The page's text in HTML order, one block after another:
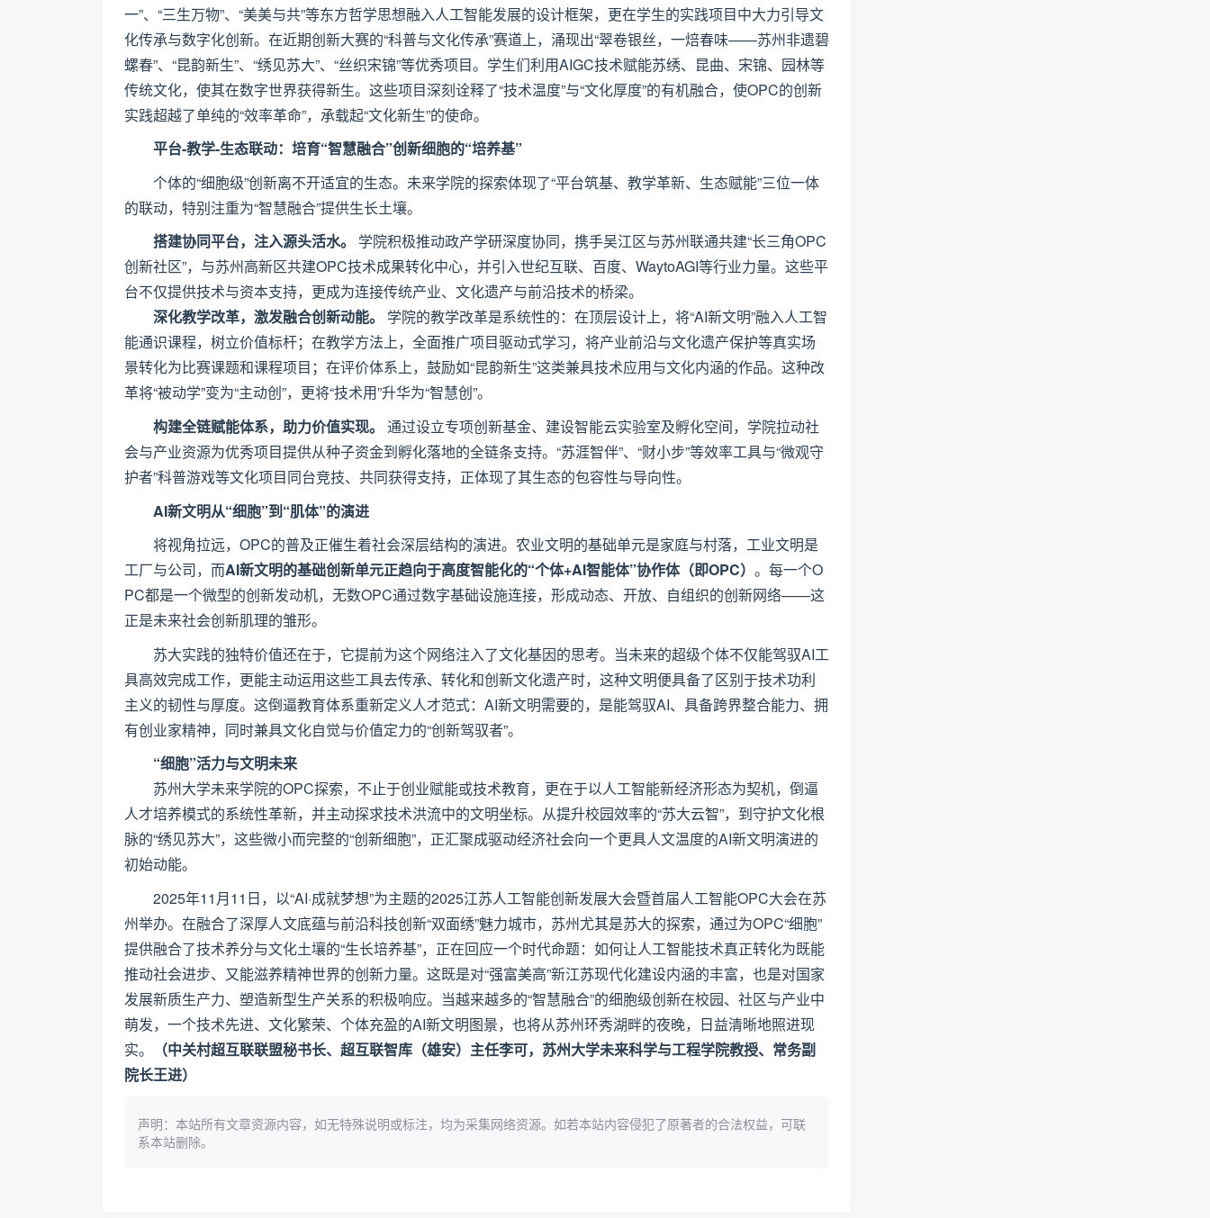
一”、“三生万物”、“美美与共”等东方哲学思想融入人工智能发展的设计框架，更在学生的实践项目中大力引导文
化传承与数字化创新。在近期创新大赛的“科普与文化传承”赛道上，涌现出“翠卷银丝，一焙春味——苏州非遗碧
螺春”、“昆韵新生”、“绣见苏大”、“丝织宋锦”等优秀项目。学生们利用AIGC技术赋能苏绣、昆曲、宋锦、园林等
传统文化，使其在数字世界获得新生。这些项目深刻诠释了“技术温度”与“文化厚度”的有机融合，使OPC的创新
实践超越了单纯的“效率革命”，承载起“文化新生”的使命。
平台-教学-生态联动：培育“智慧融合”创新细胞的“培养基”
个体的“细胞级”创新离不开适宜的生态。未来学院的探索体现了“平台筑基、教学革新、生态赋能”三位一体
的联动，特别注重为“智慧融合”提供生长土壤。
搭建协同平台，注入源头活水。
学院积极推动政产学研深度协同，携手吴江区与苏州联通共建“长三角OPC
创新社区”，与苏州高新区共建OPC技术成果转化中心，并引入世纪互联、百度、WaytoAGI等行业力量。这些平
台不仅提供技术与资本支持，更成为连接传统产业、文化遗产与前沿技术的桥梁。
深化教学改革，激发融合创新动能。
学院的教学改革是系统性的：在顶层设计上，将“AI新文明”融入人工智
能通识课程，树立价值标杆；在教学方法上，全面推广项目驱动式学习，将产业前沿与文化遗产保护等真实场
景转化为比赛课题和课程项目；在评价体系上，鼓励如“昆韵新生”这类兼具技术应用与文化内涵的作品。这种改
革将“被动学”变为“主动创”，更将“技术用”升华为“智慧创”。
构建全链赋能体系，助力价值实现。 通过设立专项创新基金、建设智能云实验室及孵化空间，学院拉动社
会与产业资源为优秀项目提供从种子资金到孵化落地的全链条支持。“苏涯智伴”、“财小步”等效率工具与“微观守
护者”科普游戏等文化项目同台竞技、共同获得支持，正体现了其生态的包容性与导向性。
AI新文明从“细胞”到“肌体”的演进
将视角拉远，OPC的普及正催生着社会深层结构的演进。农业文明的基础单元是家庭与村落，工业文明是
工厂与公司，而AI新文明的基础创新单元正趋向于高度智能化的“个体+AI智能体”协作体（即OPC） 。每一个O
PC都是一个微型的创新发动机，无数OPC通过数字基础设施连接，形成动态、开放、自组织的创新网络——这
正是未来社会创新肌理的雏形。
苏大实践的独特价值还在于，它提前为这个网络注入了文化基因的思考。当未来的超级个体不仅能驾驭AI工
具高效完成工作，更能主动运用这些工具去传承、转化和创新文化遗产时，这种文明便具备了区别于技术功利
主义的韧性与厚度。这倒逼教育体系重新定义人才范式：AI新文明需要的，是能驾驭AI、具备跨界整合能力、拥
有创业家精神，同时兼具文化自觉与价值定力的“创新驾驭者”。
“细胞”活力与文明未来
苏州大学未来学院的OPC探索，不止于创业赋能或技术教育，更在于以人工智能新经济形态为契机，倒逼
人才培养模式的系统性革新，并主动探求技术洪流中的文明坐标。从提升校园效率的“苏大云智”，到守护文化根
脉的“绣见苏大”，这些微小而完整的“创新细胞”，正汇聚成驱动经济社会向一个更具人文温度的AI新文明演进的
初始动能。
2025年11月11日，以“AI·成就梦想”为主题的2025江苏人工智能创新发展大会暨首届人工智能OPC大会在苏
州举办。在融合了深厚人文底蕴与前沿科技创新“双面绣”魅力城市，苏州尤其是苏大的探索，通过为OPC“细胞”
提供融合了技术养分与文化土壤的“生长培养基”，正在回应一个时代命题：如何让人工智能技术真正转化为既能
推动社会进步、又能滋养精神世界的创新力量。这既是对“强富美高”新江苏现代化建设内涵的丰富，也是对国家
发展新质生产力、塑造新型生产关系的积极响应。当越来越多的“智慧融合”的细胞级创新在校园、社区与产业中
萌发，一个技术先进、文化繁荣、个体充盈的AI新文明图景，也将从苏州环秀湖畔的夜晚，日益清晰地照进现
实。
（中关村超互联联盟秘书长、超互联智库（雄安）主任李可，苏州大学未来科学与工程学院教授、常务副
院长王进）
声明：本站所有文章资源内容，如无特殊说明或标注，均为采集网络资源。如若本站内容侵犯了原著者的合法权益，可联
系本站删除。